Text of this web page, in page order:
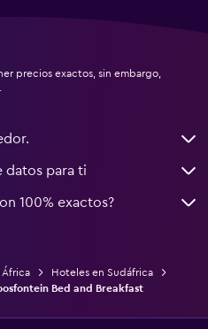
precios exactos, sin embargo,
datos para ti
100% exactos?
África
Hoteles en Sudáfrica
Bed and Breakfast